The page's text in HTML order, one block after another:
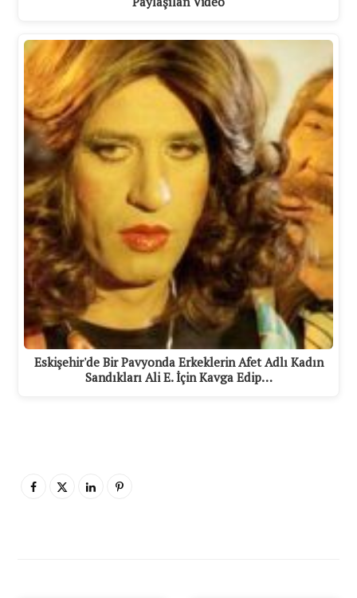
Eskişehir'de Bir Pavyonda Erkeklerin Afet Adlı Kadın
Sandıkları Ali E. İçin Kavga Edip…